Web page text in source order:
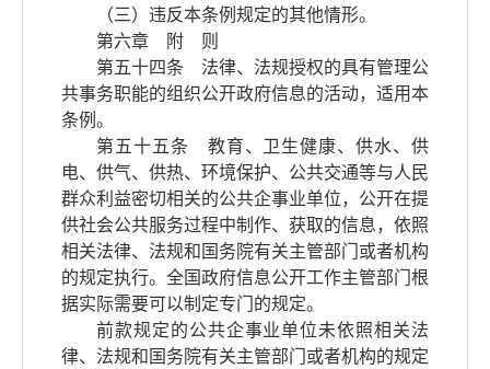
（三）违反本条例规定的其他情形。
第六章 附 则
第五十四条 法律、法规授权的具有管理公
共事务职能的组织公开政府信息的活动，适用本
条例。
第五十五条 教育、卫生健康、供水、供
电、供气、供热、环境保护、公共交通等与人民
群众利益密切相关的公共企事业单位，公开在提
供社会公共服务过程中制作、获取的信息，依照
相关法律、法规和国务院有关主管部门或者机构
的规定执行。全国政府信息公开工作主管部门根
据实际需要可以制定专门的规定。
前款规定的公共企事业单位未依照相关法
律、法规和国务院有关主管部门或者机构的规定